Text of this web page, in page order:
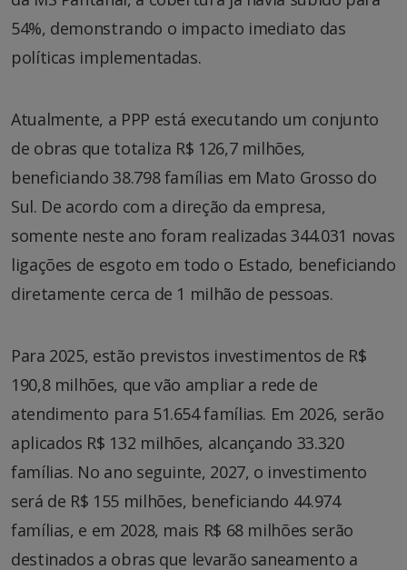
54%, demonstrando o impacto imediato das
políticas implementadas.
Atualmente, a PPP está executando um conjunto
de obras que totaliza R$ 126,7 milhões,
beneficiando 38.798 famílias em Mato Grosso do
Sul. De acordo com a direção da empresa,
somente neste ano foram realizadas 344.031 novas
ligações de esgoto em todo o Estado, beneficiando
diretamente cerca de 1 milhão de pessoas.
Para 2025, estão previstos investimentos de R$
190,8 milhões, que vão ampliar a rede de
atendimento para 51.654 famílias. Em 2026, serão
aplicados R$ 132 milhões, alcançando 33.320
famílias. No ano seguinte, 2027, o investimento
será de R$ 155 milhões, beneficiando 44.974
famílias, e em 2028, mais R$ 68 milhões serão
destinados a obras que levarão saneamento a